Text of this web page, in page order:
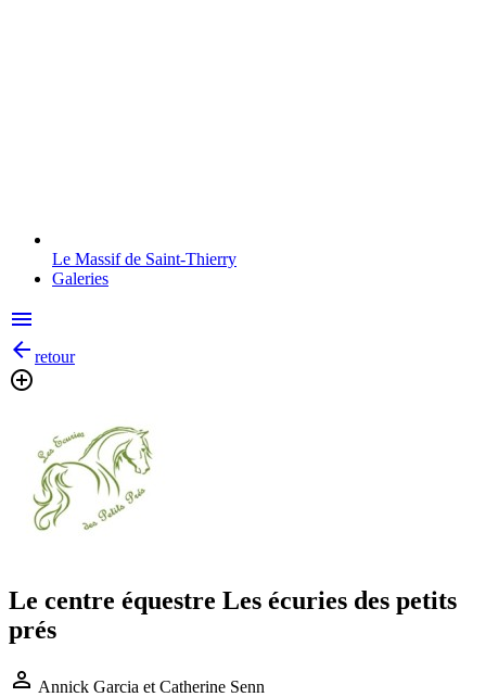
Le Massif de Saint-Thierry
Galeries
menu
arrow_back retour
add_circle_outline
Le centre équestre Les écuries des petits
prés
perm_identity Annick Garcia et Catherine Senn